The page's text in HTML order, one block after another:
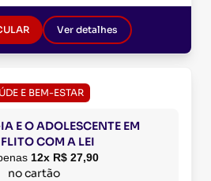
Ver detalhes
E BEM-ESTAR
E O ADOLESCENTE EM
COM A LEI
12x R$ 27,90
no cartão